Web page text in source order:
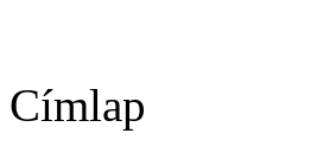
Címlap